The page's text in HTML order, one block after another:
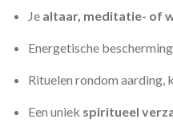
Je altaar, meditatie- of
Energetische
Rituelen rondom aarding,
Een uniek spiritueel